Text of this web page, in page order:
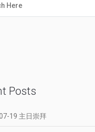
Posts
19 主日崇拜